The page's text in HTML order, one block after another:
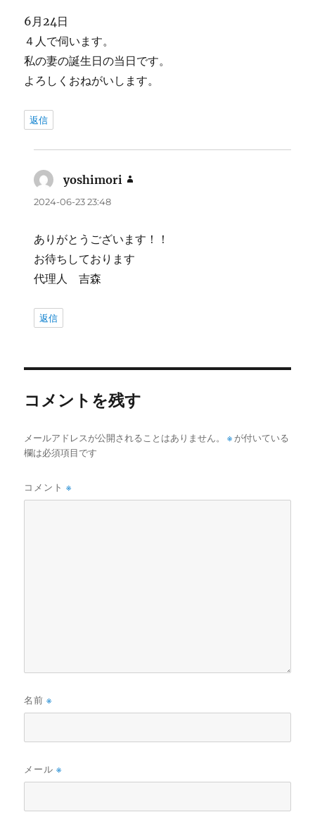
6月24日
４人で伺います。
私の妻の誕生日の当日です。
よろしくおねがいします。
返信
yoshimori
2024-06-23 23:48
ありがとうございます！！
お待ちしております
代理人 吉森
返信
コメントを残す
メールアドレスが公開されることはありません。 ※ が付いている
欄は必須項目です
コメント※
名前※
メール※